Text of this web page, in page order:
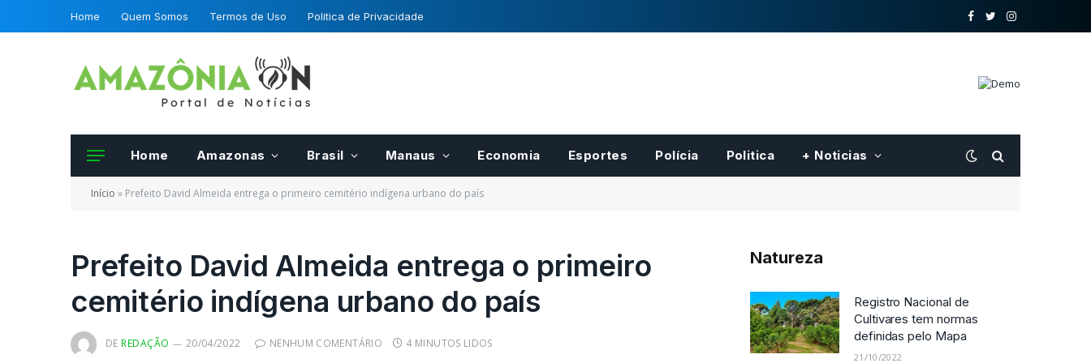
Home Quem Somos Termos de Uso Politica de Privacidade
o
TwitterInstagram
Home Amazonas Brasil Manaus Economia Esportes Polícia Politica + Noticias
Início » Prefeito David Almeida entrega o primeiro cemitério indígena urbano do país
Prefeito David Almeida entrega o primeiro
cemitério indígena urbano do país
DE REDAÇÃO 20/04/2022 NENHUM COMENTÁRIO 4 MINUTOS LIDOS
Natureza
Registro Nacional de
Cultivares tem normas
definidas pelo Mapa
21/10/2022